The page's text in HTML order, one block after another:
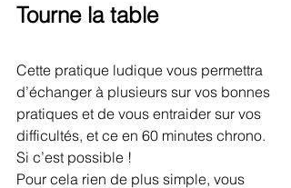
Tourne la table
Cette pratique ludique vous permettra
d’échanger à plusieurs sur vos bonnes
pratiques et de vous entraider sur vos
difficultés, et ce en 60 minutes chrono.
Si c’est possible !
Pour cela rien de plus simple, vous